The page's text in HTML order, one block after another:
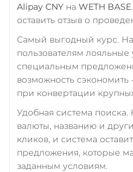
Alipay CNY на WETH BASE
оставить отзыв о
Самый выгодный курс.
пользователям лояльные
специальным
возможность сэкономить
при конвертации
Удобная система
валюты, названию и
кликов, и система
предложения, которые
заданным условиям.